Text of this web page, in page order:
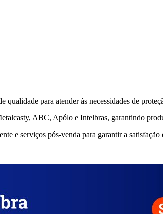
qualidade para atender às necessidades de
ABC, Apólo e Intelbras, garantindo
e serviços pós-venda para garantir a satisfação